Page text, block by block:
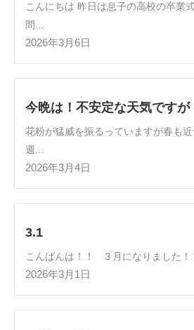
こんにちは 昨日は息子の高校の卒業
間...
2026年3月6日
今晩は！不安定な天気ですが
花粉が猛威を振るっていますが春も
週...
2026年3月4日
3.1
こんばんは！！ ３月になりました！
2026年3月1日